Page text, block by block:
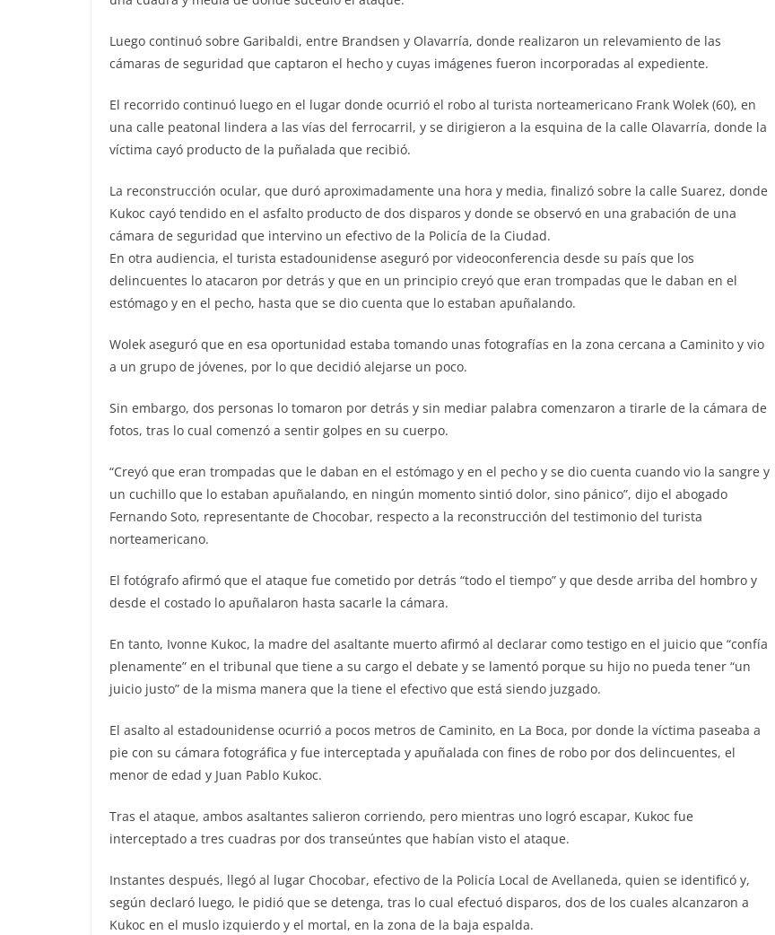
Luego continuó sobre Garibaldi, entre Brandsen y Olavarría, donde realizaron un relevamiento de las
cámaras de seguridad que captaron el hecho y cuyas imágenes fueron incorporadas al expediente.
El recorrido continuó luego en el lugar donde ocurrió el robo al turista norteamericano Frank Wolek (60), en
una calle peatonal lindera a las vías del ferrocarril, y se dirigieron a la esquina de la calle Olavarría, donde la
víctima cayó producto de la puñalada que recibió.
La reconstrucción ocular, que duró aproximadamente una hora y media, finalizó sobre la calle Suarez, donde
Kukoc cayó tendido en el asfalto producto de dos disparos y donde se observó en una grabación de una
cámara de seguridad que intervino un efectivo de la Policía de la Ciudad.
En otra audiencia, el turista estadounidense aseguró por videoconferencia desde su país que los
delincuentes lo atacaron por detrás y que en un principio creyó que eran trompadas que le daban en el
estómago y en el pecho, hasta que se dio cuenta que lo estaban apuñalando.
Wolek aseguró que en esa oportunidad estaba tomando unas fotografías en la zona cercana a Caminito y vio
a un grupo de jóvenes, por lo que decidió alejarse un poco.
Sin embargo, dos personas lo tomaron por detrás y sin mediar palabra comenzaron a tirarle de la cámara de
fotos, tras lo cual comenzó a sentir golpes en su cuerpo.
“Creyó que eran trompadas que le daban en el estómago y en el pecho y se dio cuenta cuando vio la sangre y
un cuchillo que lo estaban apuñalando, en ningún momento sintió dolor, sino pánico”, dijo el abogado
Fernando Soto, representante de Chocobar, respecto a la reconstrucción del testimonio del turista
norteamericano.
El fotógrafo afirmó que el ataque fue cometido por detrás “todo el tiempo” y que desde arriba del hombro y
desde el costado lo apuñalaron hasta sacarle la cámara.
En tanto, Ivonne Kukoc, la madre del asaltante muerto afirmó al declarar como testigo en el juicio que “confía
plenamente” en el tribunal que tiene a su cargo el debate y se lamentó porque su hijo no pueda tener “un
juicio justo” de la misma manera que la tiene el efectivo que está siendo juzgado.
El asalto al estadounidense ocurrió a pocos metros de Caminito, en La Boca, por donde la víctima paseaba a
pie con su cámara fotográfica y fue interceptada y apuñalada con fines de robo por dos delincuentes, el
menor de edad y Juan Pablo Kukoc.
Tras el ataque, ambos asaltantes salieron corriendo, pero mientras uno logró escapar, Kukoc fue
interceptado a tres cuadras por dos transeúntes que habían visto el ataque.
Instantes después, llegó al lugar Chocobar, efectivo de la Policía Local de Avellaneda, quien se identificó y,
según declaró luego, le pidió que se detenga, tras lo cual efectuó disparos, dos de los cuales alcanzaron a
Kukoc en el muslo izquierdo y el mortal, en la zona de la baja espalda.